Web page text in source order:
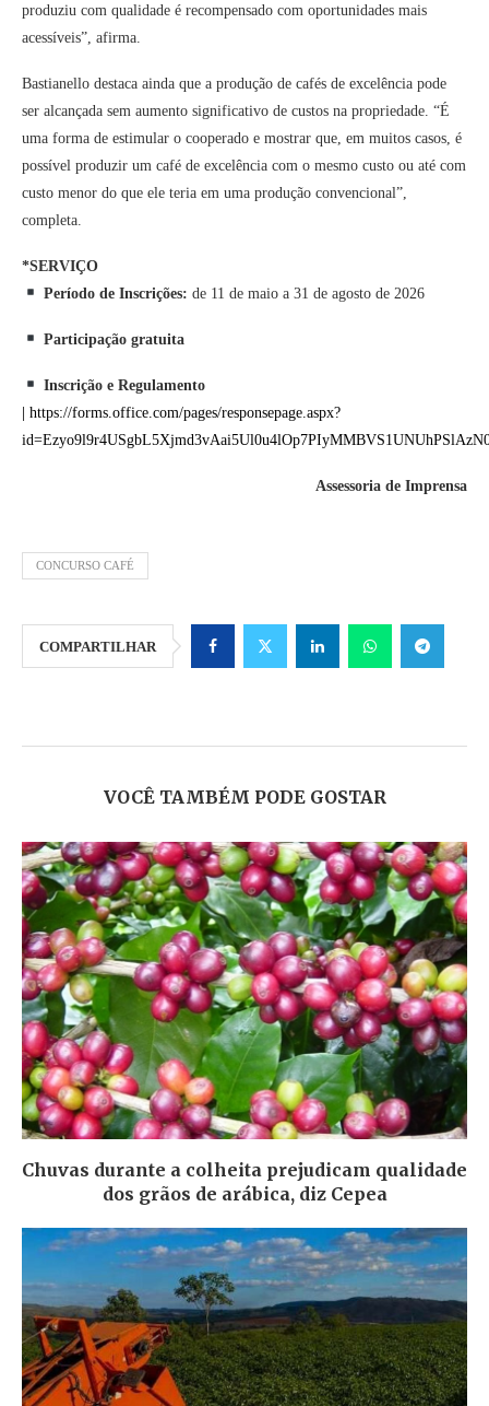
produziu com qualidade é recompensado com oportunidades mais
acessíveis”, afirma.
Bastianello destaca ainda que a produção de cafés de excelência pode
ser alcançada sem aumento significativo de custos na propriedade. “É
uma forma de estimular o cooperado e mostrar que, em muitos casos, é
possível produzir um café de excelência com o mesmo custo ou até com
custo menor do que ele teria em uma produção convencional”,
completa.
*SERVIÇO
Período de Inscrições: de 11 de maio a 31 de agosto de 2026
Participação gratuita
Inscrição e Regulamento
https://forms.office.com/pages/responsepage.aspx?
Assessoria de Imprensa
CONCURSO CAFÉ
COMPARTILHAR
VOCÊ TAMBÉM PODE GOSTAR
Chuvas durante a colheita prejudicam qualidade
dos grãos de arábica, diz Cepea